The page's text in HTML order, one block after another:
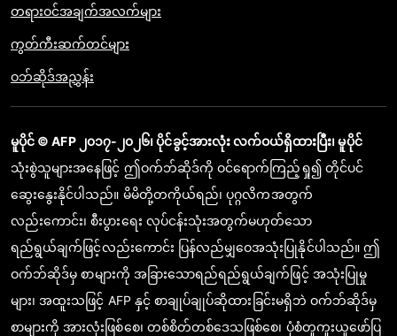
တရားဝင်အချက်အလက်များ
ကွတ်ကီးဆက်တင်များ
ဝဘ်ဆိုဒ်အညွှန်း
မူပိုင် © AFP ၂၀၁၇-၂၀၂၆၊ ပိုင်ခွင့်အားလုံး လက်ဝယ်ရှိထားပြီး၊ မူပိုင်
သုံးစွဲသူများအနေဖြင့် ဤဝက်ဘ်ဆိုဒ်ကို ဝင်ရောက်ကြည့်ရှု၍ တိုင်ပင်
ဆွေးနွေးနိုင်ပါသည်။ မိမိတို့တကိုယ်ရည်၊ ပုဂ္ဂလိကအတွက်
လည်းကောင်း၊ စီးပွားရေး လုပ်ငန်းသုံးအတွက်မဟုတ်သော
ရည်ရွယ်ချက်ဖြင့်လည်းကောင်း ပြန်လည်မျှဝေအသုံးပြုနိုင်ပါသည်။ ဤ
ဝက်ဘ်ဆိုဒ်မှ စာများကို အခြားသောရည်ရည်ရွယ်ချက်ဖြင့် အသုံးပြုမှု
များ၊ အထူးသဖြင့် AFP နှင့် စာချုပ်ချုပ်ဆိုထားခြင်းမရှိဘဲ ဝက်ဘ်ဆိုဒ်မှ
စာများကို အားလုံးဖြစ်စေ၊ တစ်စိတ်တစ်ဒေသဖြစ်စေ၊ ပုံစံတူကူးယူဖော်ပြ